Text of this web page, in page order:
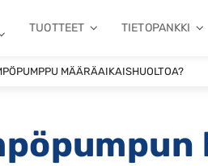
TUOTTEET TIETOPANKKI
MÄÄRÄAIKAISHUOLTOA?